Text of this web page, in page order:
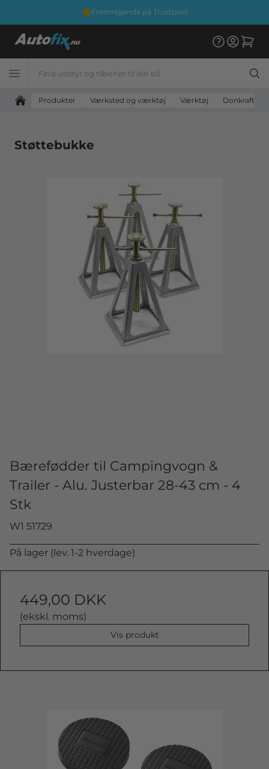
Fremragende på Trustpilot
Produkter Værksted og værktøj Værktøj Donkraft
Støttebukke
Bærefødder til Campingvogn &
Trailer - Alu. Justerbar 28-43 cm - 4
Stk
W1 51729
På lager (lev. 1-2 hverdage)
449,00 DKK
(ekskl. moms)
Vis produkt